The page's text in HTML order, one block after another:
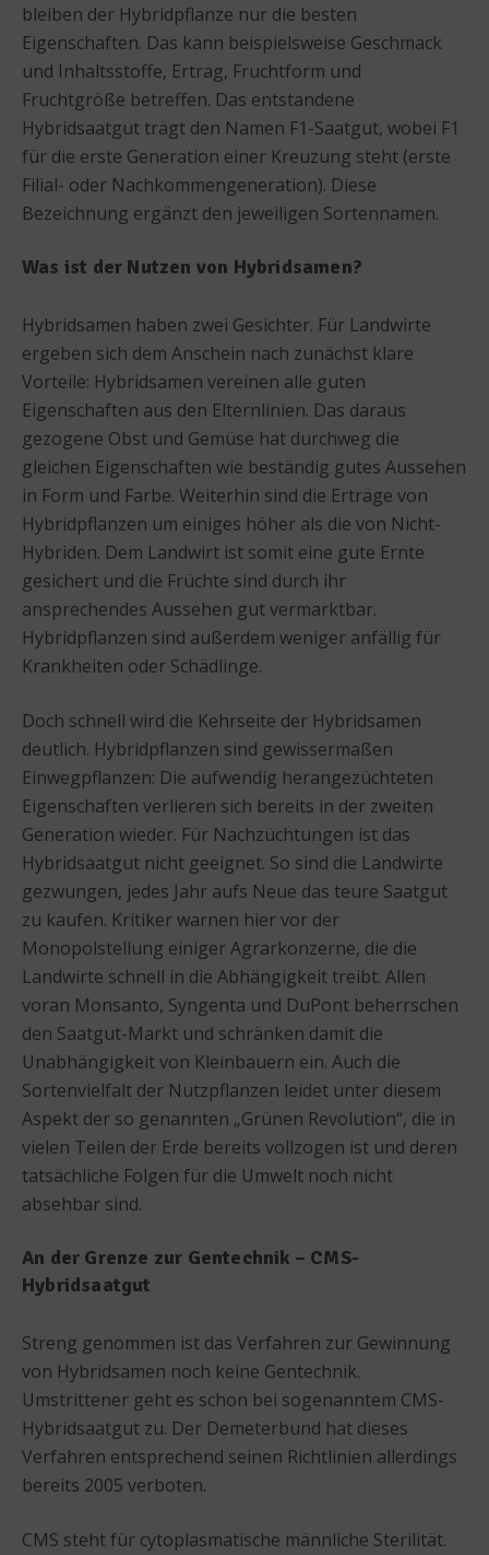
bleiben der Hybridpflanze nur die besten
Eigenschaften. Das kann beispielsweise Geschmack
und Inhaltsstoffe, Ertrag, Fruchtform und
Fruchtgröße betreffen. Das entstandene
Hybridsaatgut trägt den Namen F1-Saatgut, wobei F1
für die erste Generation einer Kreuzung steht (erste
Filial- oder Nachkommengeneration). Diese
Bezeichnung ergänzt den jeweiligen Sortennamen.
Was ist der Nutzen von Hybridsamen?
Hybridsamen haben zwei Gesichter. Für Landwirte
ergeben sich dem Anschein nach zunächst klare
Vorteile: Hybridsamen vereinen alle guten
Eigenschaften aus den Elternlinien. Das daraus
gezogene Obst und Gemüse hat durchweg die
gleichen Eigenschaften wie beständig gutes Aussehen
in Form und Farbe. Weiterhin sind die Erträge von
Hybridpflanzen um einiges höher als die von Nicht-
Hybriden. Dem Landwirt ist somit eine gute Ernte
gesichert und die Früchte sind durch ihr
ansprechendes Aussehen gut vermarktbar.
Hybridpflanzen sind außerdem weniger anfällig für
Krankheiten oder Schädlinge.
Doch schnell wird die Kehrseite der Hybridsamen
deutlich. Hybridpflanzen sind gewissermaßen
Einwegpflanzen: Die aufwendig herangezüchteten
Eigenschaften verlieren sich bereits in der zweiten
Generation wieder. Für Nachzüchtungen ist das
Hybridsaatgut nicht geeignet. So sind die Landwirte
gezwungen, jedes Jahr aufs Neue das teure Saatgut
zu kaufen. Kritiker warnen hier vor der
Monopolstellung einiger Agrarkonzerne, die die
Landwirte schnell in die Abhängigkeit treibt. Allen
voran Monsanto, Syngenta und DuPont beherrschen
den Saatgut-Markt und schränken damit die
Unabhängigkeit von Kleinbauern ein. Auch die
Sortenvielfalt der Nutzpflanzen leidet unter diesem
Aspekt der so genannten „Grünen Revolution“, die in
vielen Teilen der Erde bereits vollzogen ist und deren
tatsächliche Folgen für die Umwelt noch nicht
absehbar sind.
An der Grenze zur Gentechnik – CMS-
Hybridsaatgut
Streng genommen ist das Verfahren zur Gewinnung
von Hybridsamen noch keine Gentechnik.
Umstrittener geht es schon bei sogenanntem CMS-
Hybridsaatgut zu. Der Demeterbund hat dieses
Verfahren entsprechend seinen Richtlinien allerdings
bereits 2005 verboten.
CMS steht für cytoplasmatische männliche Sterilität.